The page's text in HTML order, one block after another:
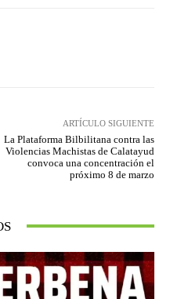
ARTÍCULO SIGUIENTE
La Plataforma Bilbilitana contra las
Violencias Machistas de Calatayud
convoca una concentración el
próximo 8 de marzo